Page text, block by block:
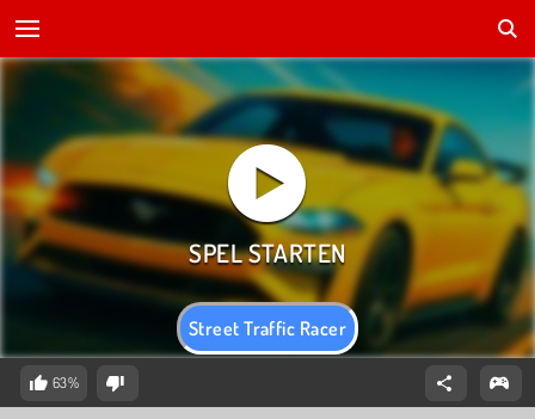
Street Traffic Racer
63%